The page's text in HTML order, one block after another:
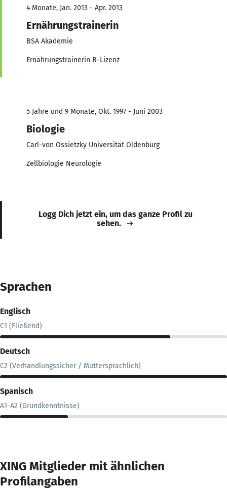
4 Monate, Jan. 2013 - Apr. 2013
Ernährungstrainerin
BSA Akademie
Ernährungstrainerin B-Lizenz
5 Jahre und 9 Monate, Okt. 1997 - Juni 2003
Biologie
Carl-von Ossietzky Universität Oldenburg
Zellbiologie Neurologie
Logg Dich jetzt ein, um das ganze Profil zu
sehen.
Sprachen
Englisch
C1 (Fließend)
Deutsch
C2 (Verhandlungssicher / Muttersprachlich)
Spanisch
A1-A2 (Grundkenntnisse)
XING Mitglieder mit ähnlichen
Profilangaben